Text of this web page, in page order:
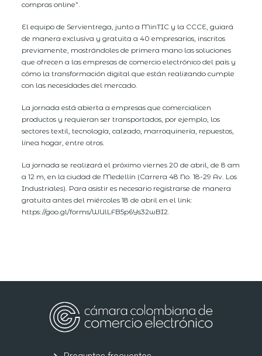
compras online”.
El equipo de Servientrega, junto a MinTIC y la CCCE, guiará
de manera exclusiva y gratuita a 40 empresarios, inscritos
previamente, mostrándoles de primera mano las soluciones
que ofrecen a las empresas de comercio electrónico del país y
cómo la transformación digital que están realizando cumple
con las necesidades del mercado.
La jornada está abierta a empresas que comercialicen
productos y requieran ser transportados, por ejemplo, los
sectores textil, tecnología, calzado, marroquinería, repuestos,
línea hogar, entre otros.
La jornada se realizará el próximo viernes 20 de abril, de 8 am
a 12 m, en la ciudad de Medellín (Carrera 48 No. 18-29 Av. Los
Industriales). Para asistir es necesario registrarse de manera
gratuita antes del miércoles 18 de abril en el link:
https://goo.gl/forms/WUlLFB5p6Ys32wBI2.